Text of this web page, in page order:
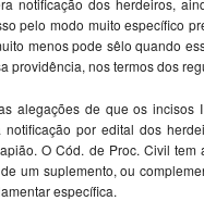
pelo modo muito específico
menos pode sêlo quando
providência, nos termos dos
alegações de que os
por edital dos
O Cód. de Proc. Civil
um suplemento, ou
específica.